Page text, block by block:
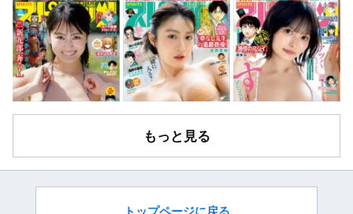
もっと見る
トップページに戻る